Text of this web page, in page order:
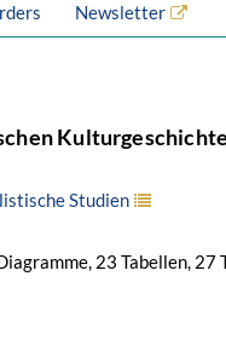
Newsletter
Studien
23 Tabellen, 27